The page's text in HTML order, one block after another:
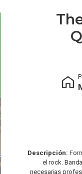
Descripción:
el rock.
necesarias